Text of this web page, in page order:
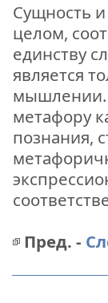
Сущность
целом,
единству
является
мышлении.
метафору
познания,
Пред. -